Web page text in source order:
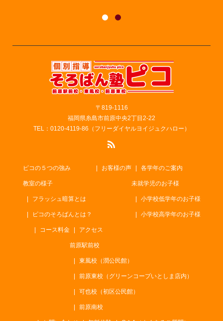
〒819-1116
福岡県糸島市前原中央2丁目2-22
TEL：0120-4119-86（フリーダイヤルヨイジュクハロー）
ピコの５つの強み
教室の様子
フラッシュ暗算とは
ピコのそろばんとは？
お客様の声 各学年のご案内
未就学児のお子様
小学校低学年のお子様
小学校高学年のお子様
コース料金 アクセス
前原駅前校
東風校（潤公民館）
前原東校（グリーンコープいとしま店内）
可也校（初区公民館）
前原南校